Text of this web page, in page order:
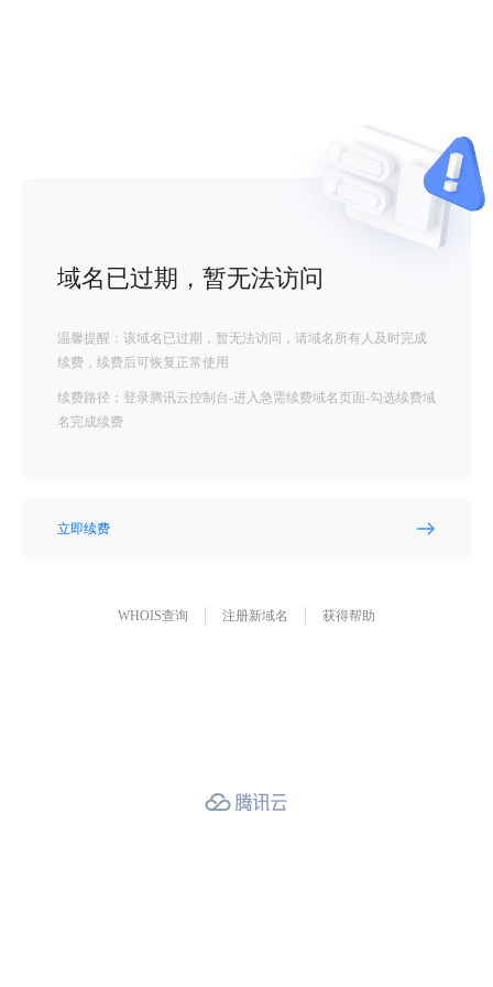
域名已过期，暂无法访问
温馨提醒：该域名已过期，暂无法访问，请域名所有人及时完成
续费，续费后可恢复正常使用
续费路径：登录腾讯云控制台-进入急需续费域名页面-勾选续费域
名完成续费
立即续费
WHOIS查询 注册新域名 获得帮助